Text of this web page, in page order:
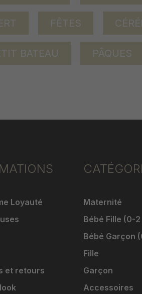
FÊTES
BATEAU PÂQUES
Loyauté
et retours
Maternité
Bébé Fille (0-2
Bébé Garçon
Fille
Garçon
Accessoires